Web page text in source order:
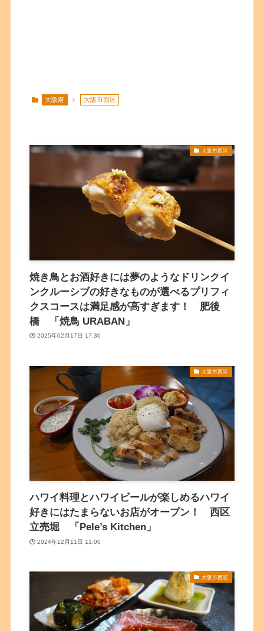
大阪府 大阪市西区
大阪市西区
焼き鳥とお酒好きには夢のようなドリンクイ
ンクルーシブの好きなものが選べるプリフィ
クスコースは満足感が高すぎます！ 肥後
橋 「焼鳥 URABAN」
2025年02月17日 17:30
大阪市西区
ハワイ料理とハワイビールが楽しめるハワイ
好きにはたまらないお店がオープン！ 西区
立売堀 「Pele’s Kitchen」
2024年12月11日 11:00
大阪市西区